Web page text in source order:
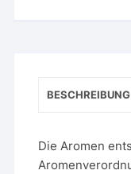
BESCHREIBUNG
Die Aromen